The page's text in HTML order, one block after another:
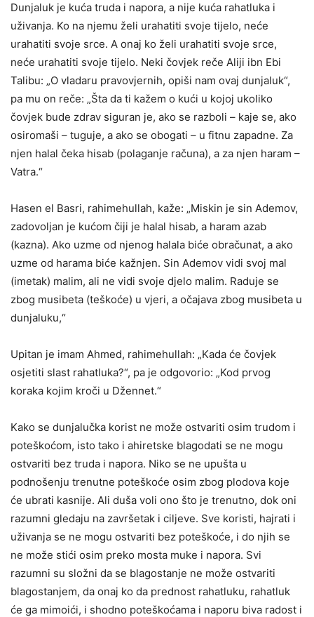
Dunjaluk je kuća truda i napora, a nije kuća rahatluka i
uživanja. Ko na njemu želi urahatiti svoje tijelo, neće
urahatiti svoje srce. A onaj ko želi urahatiti svoje srce,
neće urahatiti svoje tijelo. Neki čovjek reče Aliji ibn Ebi
Talibu: „O vladaru pravovjernih, opiši nam ovaj dunjaluk“,
pa mu on reče: „Šta da ti kažem o kući u kojoj ukoliko
čovjek bude zdrav siguran je, ako se razboli – kaje se, ako
osiromaši – tuguje, a ako se obogati – u fitnu zapadne. Za
njen halal čeka hisab (polaganje računa), a za njen haram –
Vatra.“
Hasen el Basri, rahimehullah, kaže: „Miskin je sin Ademov,
zadovoljan je kućom čiji je halal hisab, a haram azab
(kazna). Ako uzme od njenog halala biće obračunat, a ako
uzme od harama biće kažnjen. Sin Ademov vidi svoj mal
(imetak) malim, ali ne vidi svoje djelo malim. Raduje se
zbog musibeta (teškoće) u vjeri, a očajava zbog musibeta u
dunjaluku,“
Upitan je imam Ahmed, rahimehullah: „Kada će čovjek
osjetiti slast rahatluka?“, pa je odgovorio: „Kod prvog
koraka kojim kroči u Džennet.“
Kako se dunjalučka korist ne može ostvariti osim trudom i
poteškoćom, isto tako i ahiretske blagodati se ne mogu
ostvariti bez truda i napora. Niko se ne upušta u
podnošenju trenutne poteškoće osim zbog plodova koje
će ubrati kasnije. Ali duša voli ono što je trenutno, dok oni
razumni gledaju na završetak i ciljeve. Sve koristi, hajrati i
uživanja se ne mogu ostvariti bez poteškoće, i do njih se
ne može stići osim preko mosta muke i napora. Svi
razumni su složni da se blagostanje ne može ostvariti
blagostanjem, da onaj ko da prednost rahatluku, rahatluk
će ga mimoići, i shodno poteškoćama i naporu biva radost i